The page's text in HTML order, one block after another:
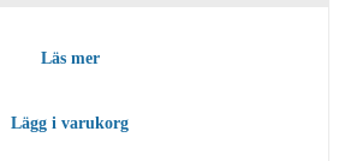
Läs mer
Lägg i varukorg